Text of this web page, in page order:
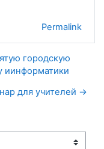
Permalink
городскую
иинформатики
для учителей →